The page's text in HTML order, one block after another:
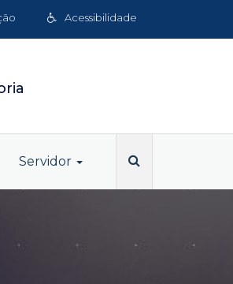
Acessibilidade
Servidor